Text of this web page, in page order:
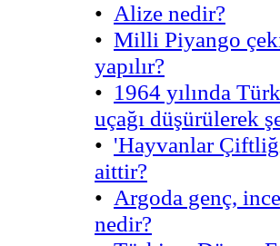
• Alize nedir?
• Milli Piyango
yapılır?
• 1964 yılında
uçağı düşürülerek
• 'Hayvanlar
aittir?
• Argoda genç,
nedir?